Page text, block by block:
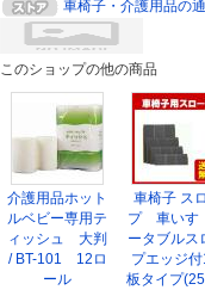
車椅子・介護用品の
このショップの他の商品
介護用品ホット
ルベビー専用テ
ィッシュ 大判
/ BT-101 12ロ
ール
車椅子 ス
プ 車い
ータブルス
プエッジ
板タイプ